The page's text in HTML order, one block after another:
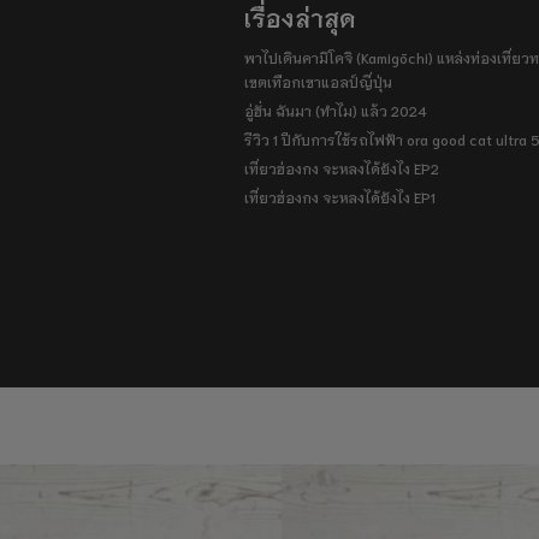
เรื่องล่าสุด
พาไปเดินคามิโคจิ (Kamigōchi) แหล่งท่องเที่ยว
เขตเทือกเขาแอลป์ญี่ปุ่น
อู่ฮั่น ฉันมา (ทำไม) แล้ว 2024
รีวิว 1 ปีกับการใช้รถไฟฟ้า ora good cat ultra
เที่ยวฮ่องกง จะหลงได้ยังไง EP2
เที่ยวฮ่องกง จะหลงได้ยังไง EP1